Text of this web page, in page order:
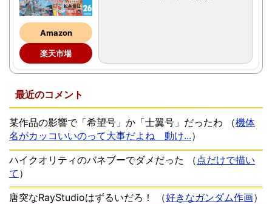
Amazon
楽天市場
最近のコメント
某作品の影響で「希望号」か「士翼号」だったわ （機体
名がカッコいいのって大事だよね 動け...）
ハイクオリティのバネブーでダメだった
（ 点だけで描い
て ）
唐突なRayStudioはずるいだろ！
（好きなガンダム作画）